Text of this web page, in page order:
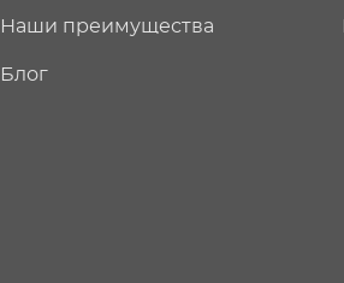
Наши преимущества
Блог